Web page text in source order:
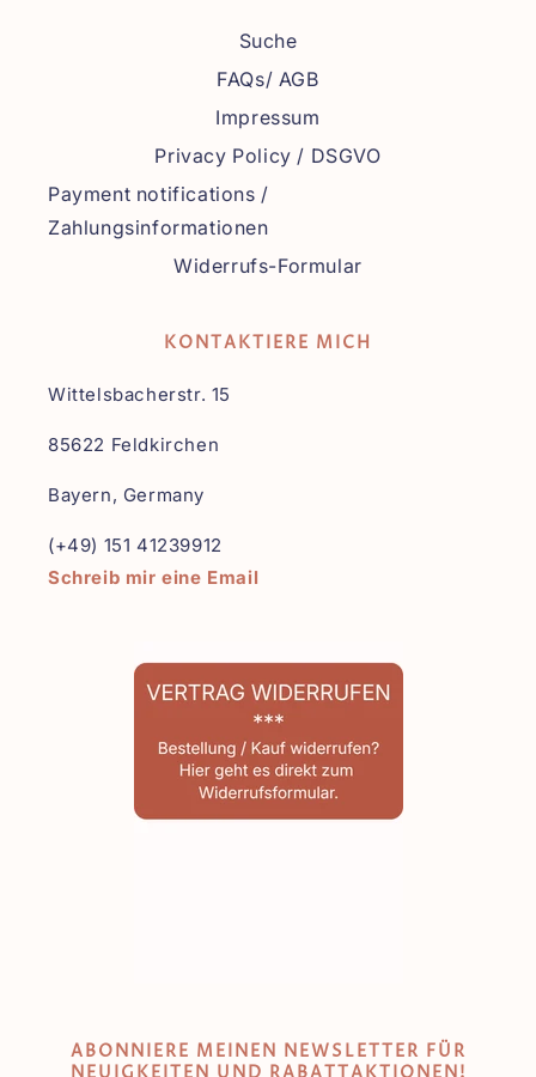
Suche
FAQs/ AGB
Impressum
Privacy Policy / DSGVO
Payment notifications /
Zahlungsinformationen
Widerrufs-Formular
KONTAKTIERE MICH
Wittelsbacherstr. 15
85622 Feldkirchen
Bayern, Germany
(+49) 151 41239912
Schreib mir eine Email
ABONNIERE MEINEN NEWSLETTER FÜR